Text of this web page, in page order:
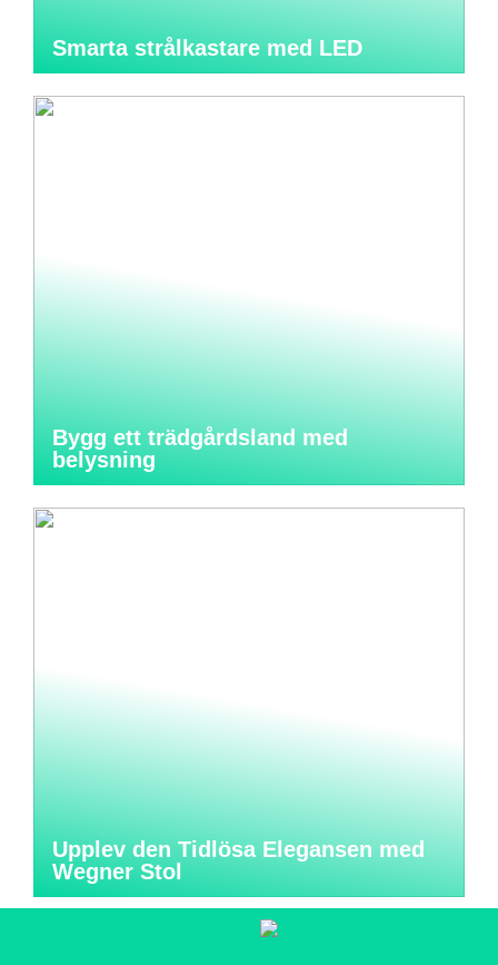
Smarta strålkastare med LED
Bygg ett trädgårdsland med
belysning
Upplev den Tidlösa Elegansen med
Wegner Stol